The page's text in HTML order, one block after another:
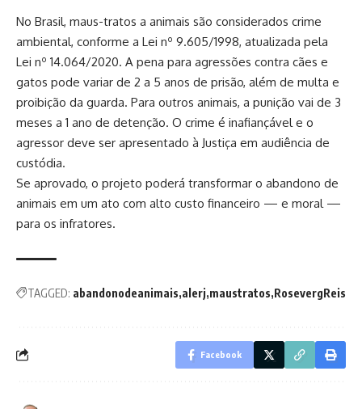
No Brasil, maus-tratos a animais são considerados crime
ambiental, conforme a Lei nº 9.605/1998, atualizada pela
Lei nº 14.064/2020. A pena para agressões contra cães e
gatos pode variar de 2 a 5 anos de prisão, além de multa e
proibição da guarda. Para outros animais, a punição vai de 3
meses a 1 ano de detenção. O crime é inafiançável e o
agressor deve ser apresentado à Justiça em audiência de
custódia.
Se aprovado, o projeto poderá transformar o abandono de
animais em um ato com alto custo financeiro — e moral —
para os infratores.
TAGGED: abandonodeanimais alerj maustratos RosevergReis
Facebook